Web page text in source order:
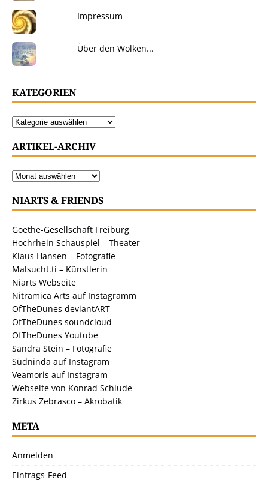
Impressum
Über den Wolken...
KATEGORIEN
ARTIKEL-ARCHIV
NIARTS & FRIENDS
Goethe-Gesellschaft Freiburg
Hochrhein Schauspiel – Theater
Klaus Hansen – Fotografie
Malsucht.ti – Künstlerin
Niarts Webseite
Nitramica Arts auf Instagramm
OfTheDunes deviantART
OfTheDunes soundcloud
OfTheDunes Youtube
Sandra Stein – Fotografie
Südninda auf Instagram
Veamoris auf Instagram
Webseite von Konrad Schlude
Zirkus Zebrasco – Akrobatik
META
Anmelden
Eintrags-Feed